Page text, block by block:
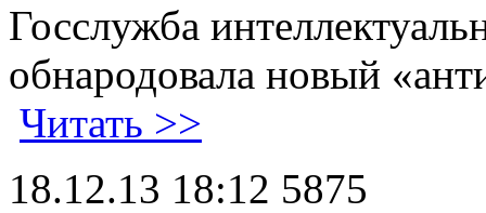
Госслужба
обнародовала новый
Читать >>
18.12.13 18:12 5875